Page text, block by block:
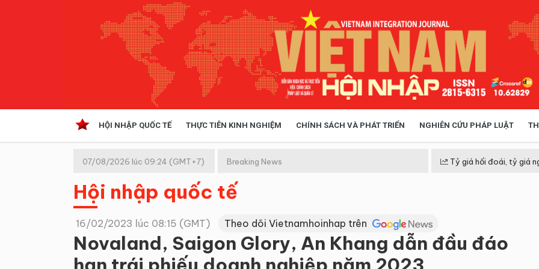
HỘI NHẬP QUỐC TẾ THỰC TIỄN KINH NGHIỆM CHÍNH SÁCH VÀ PHÁT TRIỂN NGHIÊN CỨU PHÁP LUẬT
Kinh tế hội nhập
Doanh nghiệp
07/08/2026 lúc 09:24 (GMT+7) Breaking News Tỷ giá hối đoái, tỷ giá
Hội nhập quốc tế
16/02/2023 lúc 08:15 (GMT) Theo dõi Vietnamhoinhap trên
Novaland, Saigon Glory, An Khang dẫn đầu đáo